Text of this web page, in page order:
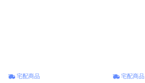
宅配商品 宅配商品